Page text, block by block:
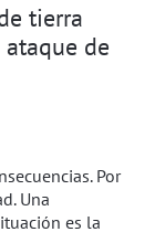
tierra
de
Por
Una
es la